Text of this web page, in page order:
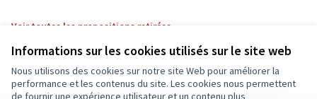
Informations sur les cookies utilisés sur le site web
Nous utilisons des cookies sur notre site Web pour améliorer la
performance et les contenus du site. Les cookies nous permettent
de fournir une expérience utilisateur et un contenu plus
Voir toutes les propositions retirées
Conditions d'utilisation
Paramètres des cookies